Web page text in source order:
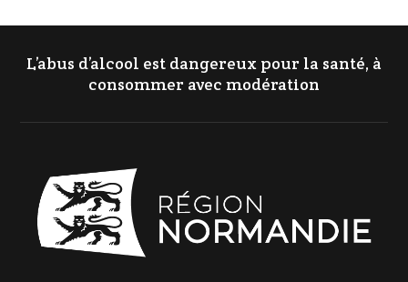
L’abus d’alcool est dangereux pour la santé, à
consommer avec modération